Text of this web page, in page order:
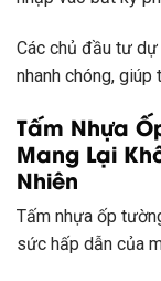
Các chủ đầu tư
nhanh chóng, giúp
Tấm Nhựa
Mang Lại
Nhiên
Tấm nhựa ốp
sức hấp dẫn của